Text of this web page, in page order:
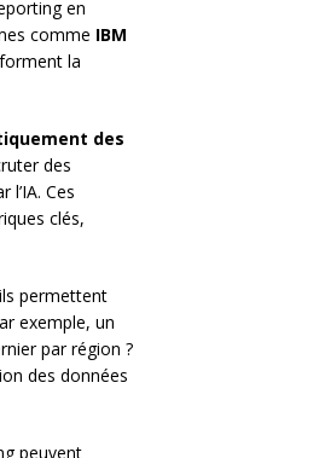
en
comme IBM
la
des
des
Ces
clés,
permettent
exemple, un
par région ?
des données
peuvent